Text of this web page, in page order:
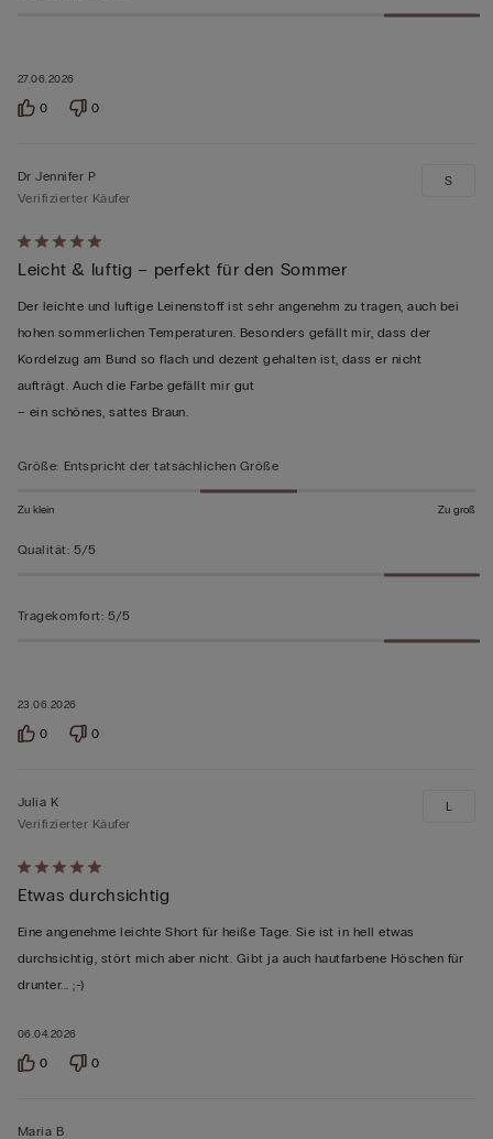
27.06.2026
0 0
Mit
5
von
5
bewertet
23.06.2026
Dr Jennifer P
Verifizierter Käufer
Leicht & luftig – perfekt für den Sommer
Der leichte und luftige Leinenstoff ist sehr angenehm zu tragen, auch bei
hohen sommerlichen Temperaturen. Besonders gefällt mir, dass der
Kordelzug am Bund so flach und dezent gehalten ist, dass er nicht
aufträgt. Auch die Farbe gefällt mir gut
– ein schönes, sattes Braun.
S
Größe: Entspricht der tatsächlichen Größe
Zu klein Zu groß
Qualität: 5/5
Tragekomfort: 5/5
0 0
Mit
5
von
5
bewertet
06.04.2026
Julia K
Verifizierter Käufer
Etwas durchsichtig
Eine angenehme leichte Short für heiße Tage. Sie ist in hell etwas
durchsichtig, stört mich aber nicht. Gibt ja auch hautfarbene Höschen für
drunter... ;-)
L
0 0
Maria B